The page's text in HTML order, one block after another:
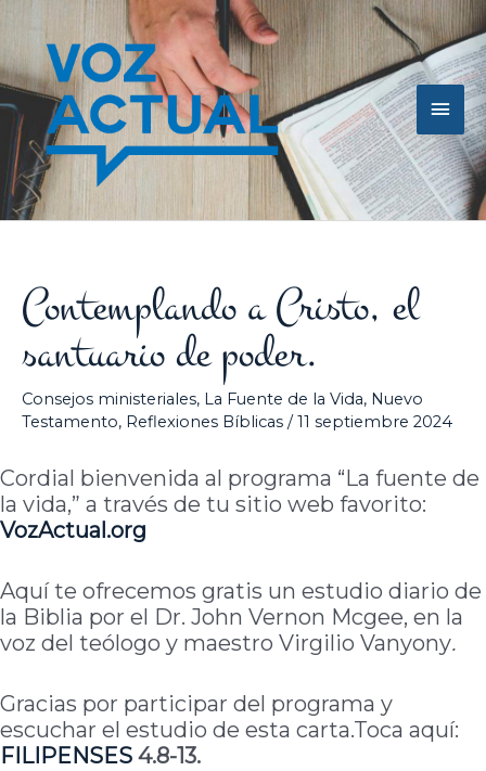
contenido
Contemplando a Cristo, el
santuario de poder.
Consejos ministeriales, La Fuente de la Vida, Nuevo
Testamento, Reflexiones Bíblicas /11 septiembre 2024
Cordial bienvenida al programa “La fuente de
la vida,” a través de tu sitio web favorito:
VozActual.org
Aquí te ofrecemos gratis un estudio diario de
la Biblia por el Dr. John Vernon Mcgee, en la
voz del teólogo y maestro Virgilio Vanyony.
Gracias por participar del programa y
escuchar el estudio de esta carta.Toca aquí:
FILIPENSES 4.8-13.